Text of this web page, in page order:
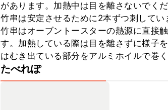
があります。加熱中は目を離さないでくだ
竹串は安定させるために2本ずつ刺してい
竹串はオーブントースターの熱源に直接
す。加熱している際は目を離さずに様子
はむき出ている部分をアルミホイルで巻
たべれぽ